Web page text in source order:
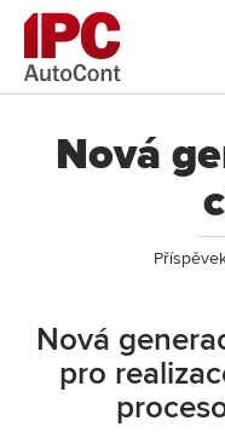
Nová
Nová
pro